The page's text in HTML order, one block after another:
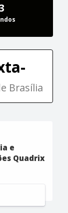
Brasília
e
Quadrix